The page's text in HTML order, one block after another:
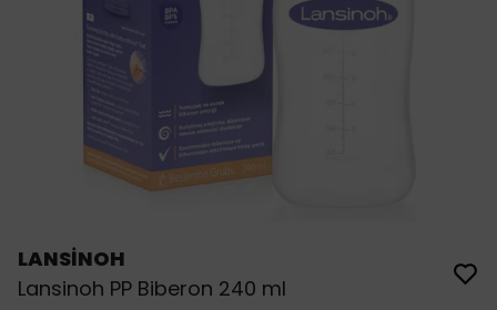
LANSİNOH
Lansinoh PP Biberon 240 ml